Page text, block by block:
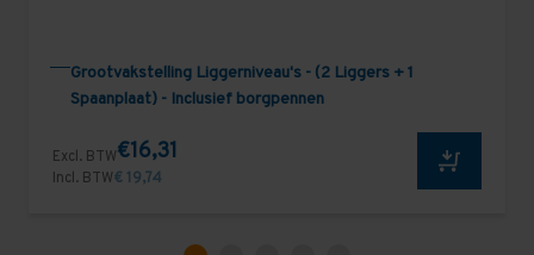
Grootvakstelling Liggerniveau's - (2 Liggers + 1
Spaanplaat) - Inclusief borgpennen
Excl. BTW€16,31
Incl. BTW€ 19,74